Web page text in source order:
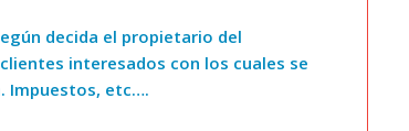
decida el propietario del
interesados con los cuales se
Impuestos, etc….